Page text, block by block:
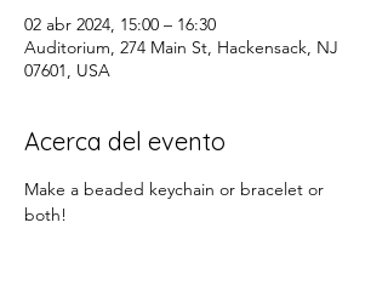
02 abr 2024, 15:00 – 16:30
Auditorium, 274 Main St, Hackensack, NJ
07601, USA
Acerca del evento
Make a beaded keychain or bracelet or
both!